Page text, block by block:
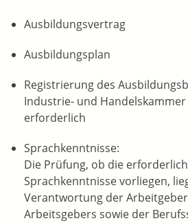
Ausbildungsvertrag
Ausbildungsplan
Registrierung des
Industrie- und Handelskammer
erforderlich
Sprachkenntnisse:
Die Prüfung, ob die
Sprachkenntnisse vorliegen,
Verantwortung der
Arbeitsgebers sowie der